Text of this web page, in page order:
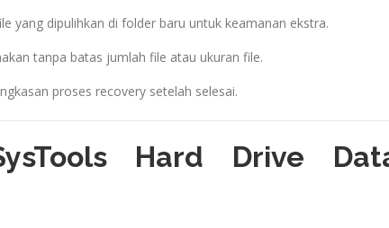
yang dipulihkan di folder baru untuk keamanan ekstra.
tanpa batas jumlah file atau ukuran file.
proses recovery setelah selesai.
Hard Drive